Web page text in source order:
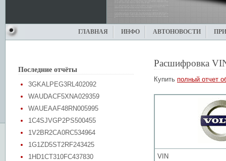
ГЛАВНАЯ ИНФО АВТОНОВОСТИ
Последние отчёты
3GKALPEG3RL402092
WAUDACF5XNA029359
WAUEAAF48RN005995
1C4SJVGP2PS500455
1V2BR2CA0RC534964
1G1ZD5ST2RF243425
1HD1CT310FC437830
Расшифровка
Купить полный отчет
VIN